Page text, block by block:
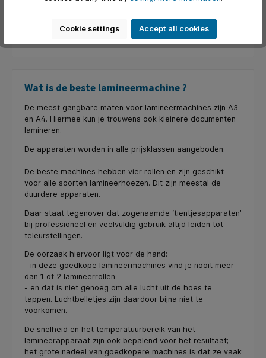
Wat is de beste lamineermachine?
De meest gangbare maten voor lamineermachines zijn A3
en A4. Hiermee kun je trouwens ook kleinere documenten
lamineren.
De apparaten worden in alle prijsklassen aangeboden.
De beste machines hebben vier rollen en zijn geschikt
voor alle soorten lamineerhoezen. Dit zijn meestal de
duurdere apparaten.
Daar staat tegenover dat zogenaamde ‘tientjesapparaten’
bij professioneel en veelvuldig gebruik altijd leiden tot
teleurstellingen.
De oorzaak hiervoor ligt voor de hand:
- in deze goedkope lamineermachines vind je nooit meer
dan 1 of 2 lamineerrollen
- en dat is niet genoeg om alle lucht uit de hoes te
tappen. Luchtbelletjes zijn daardoor bijna niet te
voorkomen.
De snelheid en het temperatuurbereik van het
lamineerapparaat zijn ook bepalend voor het resultaat;
het grote nadeel van goedkopere machines is dat ze vaak
Cookie settings Accept all cookies